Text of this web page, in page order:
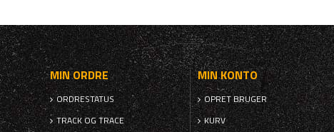
MIN ORDRE
ORDRESTATUS
TRACK OG TRACE
MIN KONTO
OPRET BRUGER
KURV